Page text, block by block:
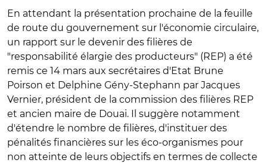
En attendant la présentation prochaine de la feuille
de route du gouvernement sur l'économie circulaire,
un rapport sur le devenir des filières de
"responsabilité élargie des producteurs" (REP) a été
remis ce 14 mars aux secrétaires d'Etat Brune
Poirson et Delphine Gény-Stephann par Jacques
Vernier, président de la commission des filières REP
et ancien maire de Douai. Il suggère notamment
d'étendre le nombre de filières, d'instituer des
pénalités financières sur les éco-organismes pour
non atteinte de leurs objectifs en termes de collecte